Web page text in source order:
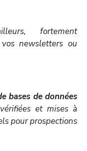
fortement
vos newsletters ou
bases de données
et mises à
pour prospections